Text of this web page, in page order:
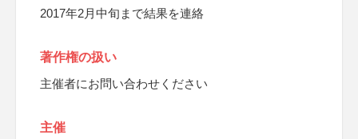
2017年2月中旬まで結果を連絡
著作権の扱い
主催者にお問い合わせください
主催